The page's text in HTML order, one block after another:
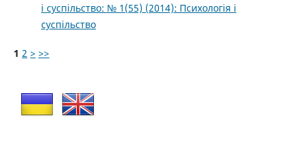
і суспільство: № 1(55) (2014): Психологія і
суспільство
1 2 > >>